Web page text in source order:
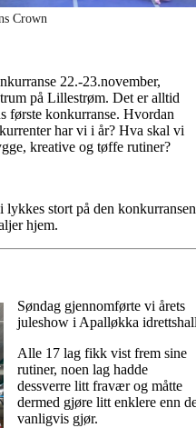
Crown
22.-23.november,
på Lillestrøm. Det er alltid
første konkurranse. Hvordan
har vi i år? Hva skal vi
kreative og tøffe rutiner?
stort på den
hjem.
Søndag gjennomførte vi årets
juleshow i Apalløkka
Alle 17 lag fikk vist frem sine
rutiner, noen lag hadde
dessverre litt fravær og måtte
dermed gjøre litt enklere enn
vanligvis gjør.